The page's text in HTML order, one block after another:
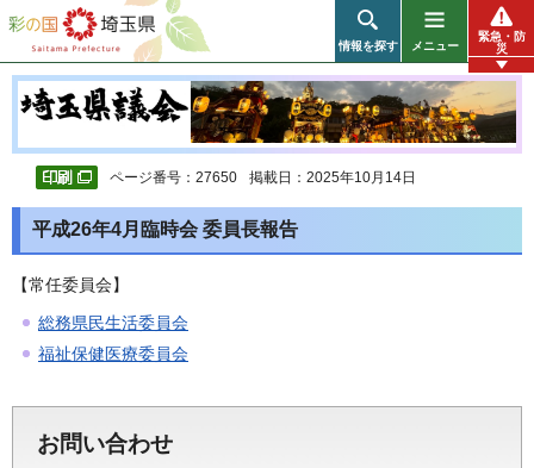
彩の国 埼玉県
情報を探す メニュー
緊急・防
災
ページ番号：27650 掲載日：2025年10月14日
平成26年4月臨時会 委員長報告
【常任委員会】
総務県民生活委員会
福祉保健医療委員会
お問い合わせ